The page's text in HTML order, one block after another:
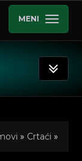
MENI
» Crtaći »